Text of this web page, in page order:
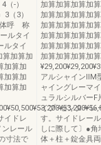
（-）
（3）
体呼 称
ルタイ
ルタイ
加算加
加算加
加算加
加算加
イドレ
ンレール
寸法で
加算加算加算加
加算加算加算加
加算加算加算加
加算加算加算加
加算加算加算加
加算加算加算加
アルシャインⅡM
ャイングレーマ
ュラルシルバーF
イプ･センターレ
す。サイドレー
しに際して〕●
体＋柱＋錠金具